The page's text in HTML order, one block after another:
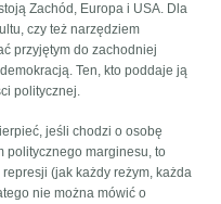
Zachód, Europa i USA. Dla
czy też narzędziem
przyjętym do zachodniej
Ten, kto poddaje ją
politycznej.
jeśli chodzi o osobę
politycznego marginesu, to
(jak każdy reżym, każda
nie można mówić o